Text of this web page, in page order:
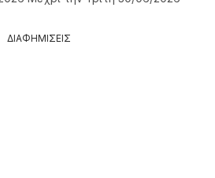
ΔΙΑΦΗΜΙΣΕΙΣ